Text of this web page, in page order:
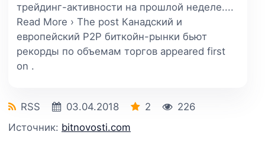
трейдинг-активности на прошлой неделе....
Read More › The post Канадский и
европейский P2P биткойн-рынки бьют
рекорды по объемам торгов appeared first
on .
RSS 03.04.2018 2
226
Источник: bitnovosti.com